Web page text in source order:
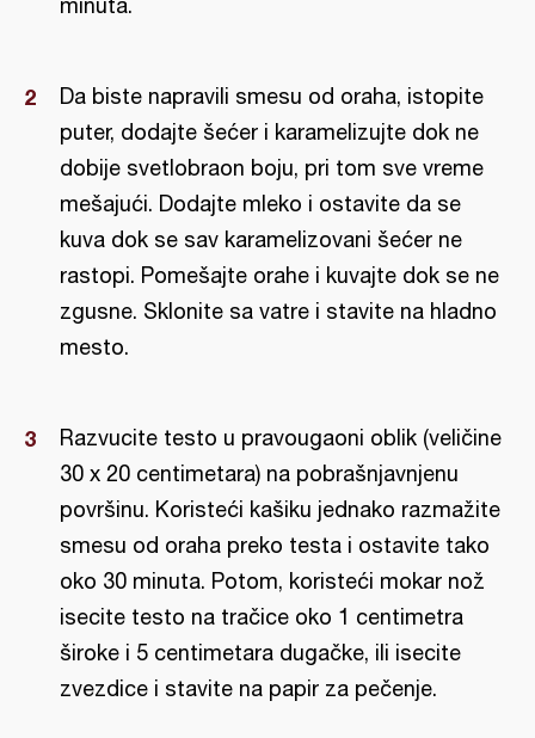
minuta.
Da biste napravili smesu od oraha, istopite
puter, dodajte šećer i karamelizujte dok ne
dobije svetlobraon boju, pri tom sve vreme
mešajući. Dodajte mleko i ostavite da se
kuva dok se sav karamelizovani šećer ne
rastopi. Pomešajte orahe i kuvajte dok se ne
zgusne. Sklonite sa vatre i stavite na hladno
mesto.
Razvucite testo u pravougaoni oblik (veličine
30 x 20 centimetara) na pobrašnjavnjenu
površinu. Koristeći kašiku jednako razmažite
smesu od oraha preko testa i ostavite tako
oko 30 minuta. Potom, koristeći mokar nož
isecite testo na tračice oko 1 centimetra
široke i 5 centimetara dugačke, ili isecite
zvezdice i stavite na papir za pečenje.